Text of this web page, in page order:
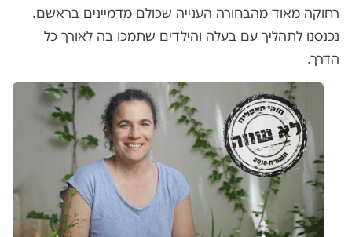
רחוקה מאוד מהבחורה הענייה שכולם מדמיינים בראשם.
נכנסנו לתהליך עם בעלה והילדים שתמכו בה לאורך כל
הדרך.